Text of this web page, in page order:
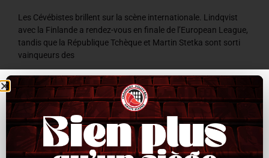
Les Cévébistes brillent sur la scène internationale. Lindqvist
avec la Finlande a rendez-vous en finale de l’European League,
tandis que la République Tchèque et Martin Stetka sont sorti
vainqueurs des
LIRE LA SUITE »
8 juillet 2026 9 h 59 min